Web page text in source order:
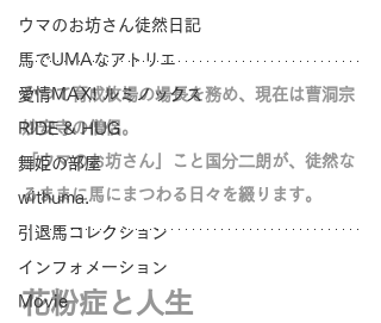
ウマのお坊さん徒然日記
馬でUMAなアトリエ
愛情MAX! ルミノックス
RIDE & HUG
舞姫の部屋
withuma.
引退馬コレクション
インフォメーション
Movie
かつて育成牧場の場長を務め、現在は曹洞宗
妙安寺の僧侶。
「ウマのお坊さん」こと国分二朗が、徒然な
るままに馬にまつわる日々を綴ります。
花粉症と人生